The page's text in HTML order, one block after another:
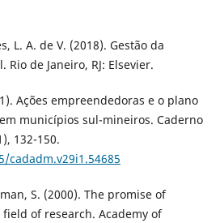
L. A. de V. (2018). Gestão da
de Janeiro, RJ: Elsevier.
Ações empreendedoras e o plano
municípios sul-mineiros. Caderno
132-150.
S. (2000). The promise of
of research. Academy of